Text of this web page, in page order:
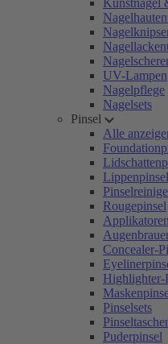
Kunstnägel
UV-Lampen
Nagelpflege
Nagelsets
Pinsel
Alle
Lippenpinsel
Rougepinsel
Applikatoren
Concealer-
Highlighter-
Pinselsets
Puderpinsel